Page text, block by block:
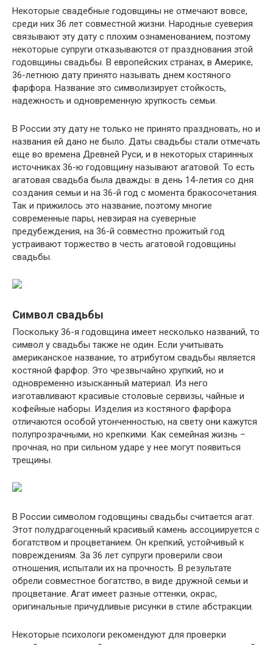
Некоторые свадебные годовщины не отмечают вовсе,
среди них 36 лет совместной жизни. Народные суеверия
связывают эту дату с плохим ознаменованием, поэтому
некоторые супруги отказываются от празднования этой
годовщины свадьбы. В европейских странах, в Америке,
36-летнюю дату принято называть днем костяного
фарфора. Название это символизирует стойкость,
надежность и одновременную хрупкость семьи.
В России эту дату не только не принято праздновать, но и
названия ей дано не было. Даты свадьбы стали отмечать
еще во времена Древней Руси, и в некоторых старинных
источниках 36-ю годовщину называют агатовой. То есть
агатовая свадьба была дважды: в день 14-летия со дня
создания семьи и на 36-й год с момента бракосочетания.
Так и прижилось это название, поэтому многие
современные пары, невзирая на суеверные
предубеждения, на 36-й совместно прожитый год
устраивают торжество в честь агатовой годовщины
свадьбы.
Символ свадьбы
Поскольку 36-я годовщина имеет несколько названий, то
символ у свадьбы также не один. Если учитывать
американское название, то атрибутом свадьбы является
костяной фарфор. Это чрезвычайно хрупкий, но и
одновременно изысканный материал. Из него
изготавливают красивые столовые сервизы, чайные и
кофейные наборы. Изделия из костяного фарфора
отличаются особой утонченностью, на свету они кажутся
полупрозрачными, но крепкими. Как семейная жизнь –
прочная, но при сильном ударе у нее могут появиться
трещины.
В России символом годовщины свадьбы считается агат.
Этот полудрагоценный красивый камень ассоциируется с
богатством и процветанием. Он крепкий, устойчивый к
повреждениям. За 36 лет супруги проверили свои
отношения, испытали их на прочность. В результате
обрели совместное богатство, в виде дружной семьи и
процветание. Агат имеет разные оттенки, окрас,
оригинальные причудливые рисунки в стиле абстракции.
Некоторые психологи рекомендуют для проверки